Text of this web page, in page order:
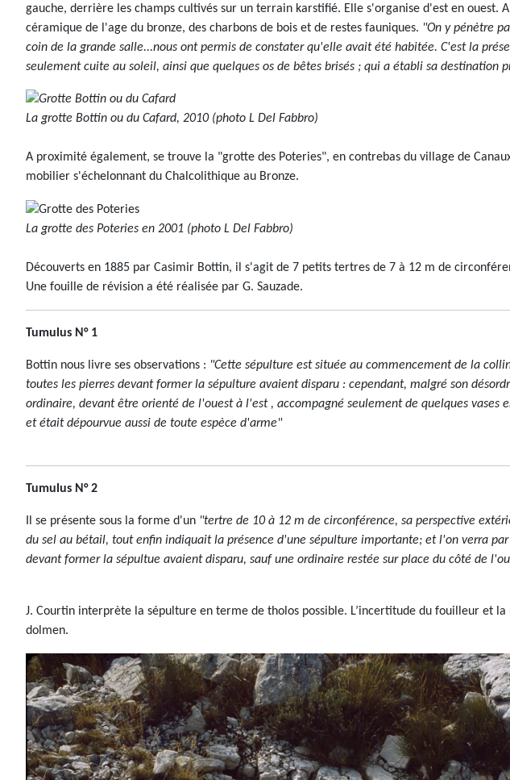
gauche, derrière les champs cultivés sur un terrain karstifié. Elle s'organise d'est en
céramique de l'age du bronze, des charbons de bois et de restes fauniques. "On y pénètre
coin de la grande salle...nous ont permis de constater qu'elle avait été habitée. C'est la
seulement cuite au soleil, ainsi que quelques os de bêtes brisés ; qui a établi sa destination
La grotte Bottin ou du Cafard, 2010 (photo L Del Fabbro)
A proximité également, se trouve la "grotte des Poteries", en contrebas du village de
mobilier s'échelonnant du Chalcolithique au Bronze.
La grotte des Poteries en 2001 (photo L Del Fabbro)
Découverts en 1885 par Casimir Bottin, il s'agit de 7 petits tertres de 7 à 12 m de
Une fouille de révision a été réalisée par G. Sauzade.
Tumulus N° 1
Bottin nous livre ses observations : "Cette sépulture est située au commencement de la
toutes les pierres devant former la sépulture avaient disparu : cependant, malgré son
ordinaire, devant être orienté de l'ouest à l'est , accompagné seulement de quelques
et était dépourvue aussi de toute espèce d'arme"
Tumulus N° 2
Il se présente sous la forme d'un "tertre de 10 à 12 m de circonférence, sa perspective
du sel au bétail, tout enfin indiquait la présence d'une sépulture importante; et l'on verra
devant former la sépultue avaient disparu, sauf une ordinaire restée sur place du côté de
J. Courtin interprète la sépulture en terme de tholos possible. L’incertitude du fouilleur et
dolmen.